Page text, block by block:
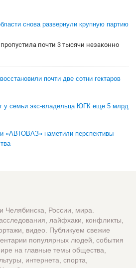
снова развернули крупную партию
почти 3 тысячи незаконно
почти две сотни гектаров
у семьи экс-владельца ЮГК еще 5 млрд
«АВТОВАЗ» наметили перспективы
Челябинска, России, мира.
лайфхаки, конфликты,
видео. Публикуем свежие
популярных людей, события
на главные темы общества,
интернета, спорта,